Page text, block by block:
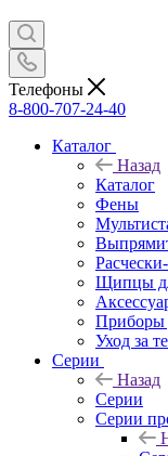
Телефоны
8-800-707-24-40
Каталог
Назад
Каталог
Фены
Щипцы
Приборы
Уход за
Серии
Назад
Серии
Серии